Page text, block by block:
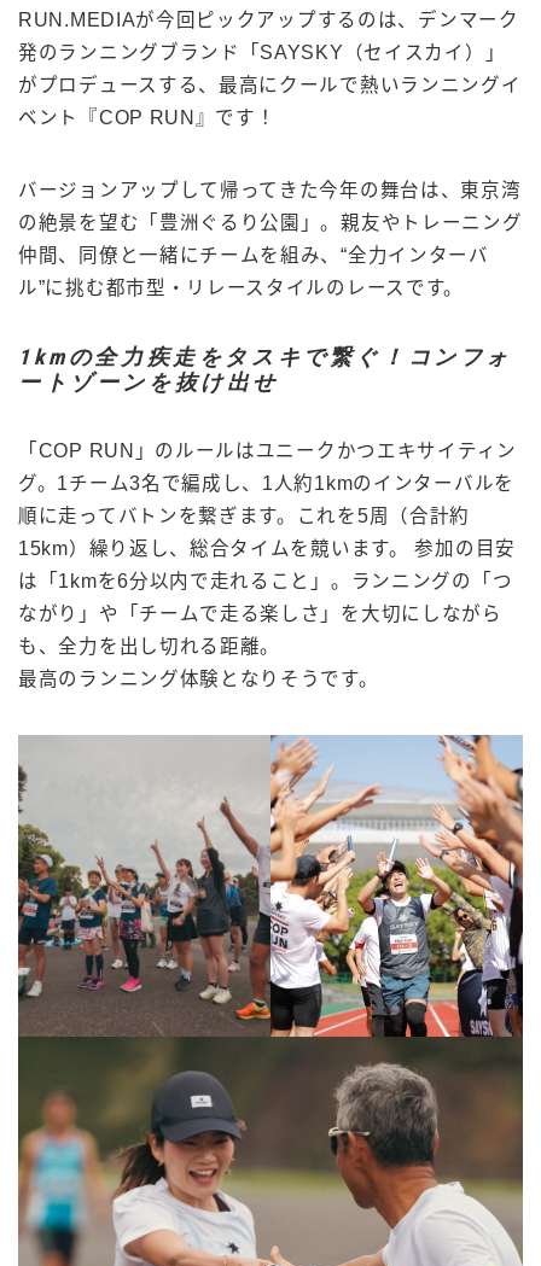
RUN.MEDIAが今回ピックアップするのは、デンマーク
発のランニングブランド「SAYSKY（セイスカイ）」
がプロデュースする、最高にクールで熱いランニングイ
ベント『COP RUN』です！
バージョンアップして帰ってきた今年の舞台は、東京湾
の絶景を望む「豊洲ぐるり公園」。親友やトレーニング
仲間、同僚と一緒にチームを組み、“全力インターバ
ル”に挑む都市型・リレースタイルのレースです。
1kmの全力疾走をタスキで繋ぐ！コンフォ
ートゾーンを抜け出せ
「COP RUN」のルールはユニークかつエキサイティン
グ。1チーム3名で編成し、1人約1kmのインターバルを
順に走ってバトンを繋ぎます。これを5周（合計約
15km）繰り返し、総合タイムを競います。 参加の目安
は「1kmを6分以内で走れること」。ランニングの「つ
ながり」や「チームで走る楽しさ」を大切にしながら
も、全力を出し切れる距離。
最高のランニング体験となりそうです。